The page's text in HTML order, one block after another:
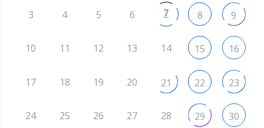
3 4 5 6 7 8 9
10 11 12 13 14 15 16
17 18 19 20 21 22 23
24 25 26 27 28 29 30